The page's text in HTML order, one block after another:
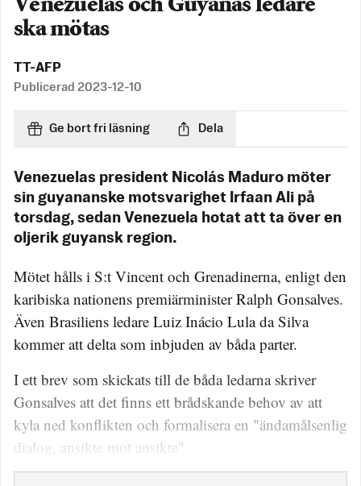
Venezuelas och Guyanas ledare
ska mötas
TT-AFP
Publicerad 2023-12-10
Ge bort fri läsning Dela
Venezuelas president Nicolás Maduro möter
sin guyananske motsvarighet Irfaan Ali på
torsdag, sedan Venezuela hotat att ta över en
oljerik guyansk region.
Mötet hålls i S:t Vincent och Grenadinerna, enligt den
karibiska nationens premiärminister Ralph Gonsalves.
Även Brasiliens ledare Luiz Inácio Lula da Silva
kommer att delta som inbjuden av båda parter.
I ett brev som skickats till de båda ledarna skriver
Gonsalves att det finns ett brådskande behov av att
kyla ned konflikten och formalisera en "ändamålsenlig
dialog, ansikte mot ansikte".